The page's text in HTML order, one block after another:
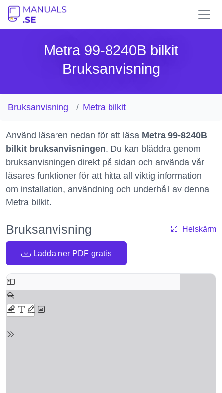
Metra 99-8240B bilkit
Bruksanvisning
Bruksanvisning Metra bilkit
Använd läsaren nedan för att läsa Metra 99-8240B
bilkit bruksanvisningen. Du kan bläddra genom
bruksanvisningen direkt på sidan och använda vår
läsares funktioner för att hitta all viktig information
om installation, användning och underhåll av denna
Metra bilkit.
Bruksanvisning Helskärm
Ladda ner PDF gratis